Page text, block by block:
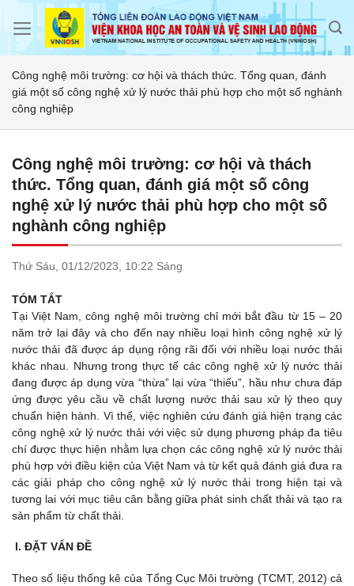
Công nghệ môi trường: cơ hội và thách thức. Tổng quan, đánh
giá một số công nghệ xử lý nước thải phù hợp cho một số nghành
công nghiệp
Công nghệ môi trường: cơ hội và thách
thức. Tổng quan, đánh giá một số công
nghệ xử lý nước thải phù hợp cho một số
nghành công nghiệp
Thứ Sáu, 01/12/2023, 10:22 Sáng
TÓM TẮT
Tại Việt Nam, công nghệ môi trường chỉ mới bắt đầu từ 15 – 20
năm trở lại đây và cho đến nay nhiều loại hình công nghệ xử lý
nước thải đã được áp dụng rộng rãi đối với nhiều loại nước thải
khác nhau. Nhưng trong thực tế các công nghệ xử lý nước thải
đang được áp dụng vừa “thừa” lại vừa “thiếu”, hầu như chưa đáp
ứng được yêu cầu về chất lượng nước thải sau xử lý theo quy
chuẩn hiện hành. Vì thế, việc nghiên cứu đánh giá hiện trạng các
công nghệ xử lý nước thải với việc sử dụng phương pháp đa tiêu
chí được thực hiện nhằm lựa chọn các công nghệ xử lý nước thải
phù hợp với điều kiện của Việt Nam và từ kết quả đánh giá đưa ra
các giải pháp cho công nghệ xử lý nước thải trong hiện tại và
tương lai với mục tiêu cân bằng giữa phát sinh chất thải và tạo ra
sản phẩm từ chất thải.
I. ĐẶT VẤN ĐỀ
Theo số liệu thống kê của Tổng Cục Môi trường (TCMT, 2012) cả